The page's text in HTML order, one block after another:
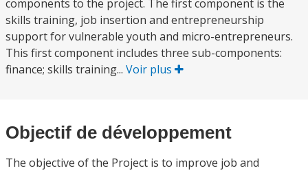
components to the project. The first component is the
skills training, job insertion and entrepreneurship
support for vulnerable youth and micro-entrepreneurs.
This first component includes three sub-components:
finance; skills training... Voir plus
Objectif de développement
The objective of the Project is to improve job and